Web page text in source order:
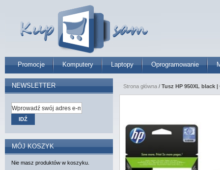
Promocje Komputery Laptopy Oprogramowanie
Strona główna / Tusz HP 950XL black
NEWSLETTER
IDŹ
MÓJ KOSZYK
Nie masz produktów w koszyku.